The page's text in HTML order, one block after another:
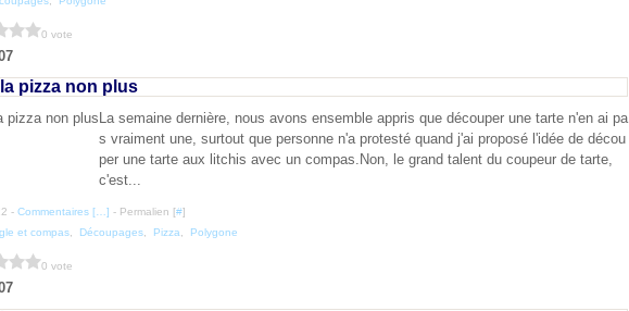
0 vote
pizza non plus
La semaine dernière, nous avons ensemble appris que découper une tarte n'en ai pa
s vraiment une, surtout que personne n'a protesté quand j'ai proposé l'idée de décou
per une tarte aux litchis avec un compas.Non, le grand talent du coupeur de tarte,
c'est...
- Commentaires [ ] - Permalien [#]
et compas Découpages Pizza Polygone
0 vote